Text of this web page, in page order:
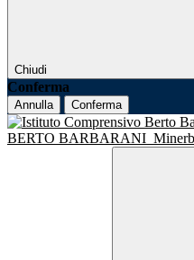
Chiudi
Conferma
Annulla Conferma
BERTO BARBARANI